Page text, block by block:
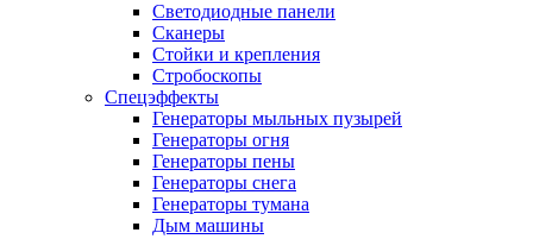
Светодиодные панели
Сканеры
Стойки и крепления
Стробоскопы
Спецэффекты
Генераторы мыльных пузырей
Генераторы огня
Генераторы пены
Генераторы снега
Генераторы тумана
Дым машины